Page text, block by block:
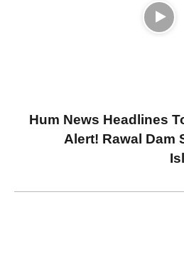
Hum News Headlines
Alert! Rawal Dam